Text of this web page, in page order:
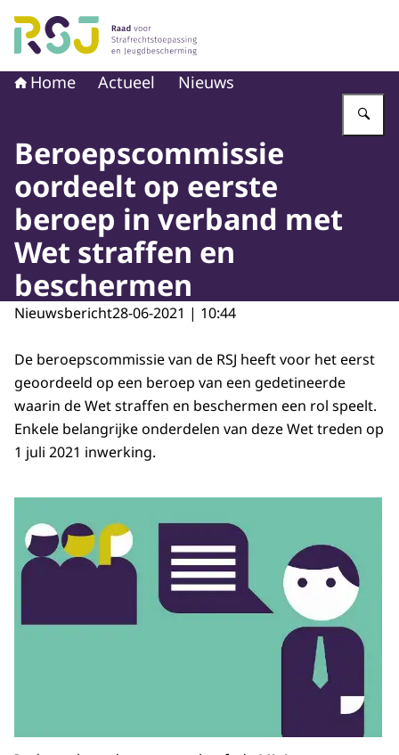
Naar de homepage van Raad voor
Home Actueel Nieuws
Beroepscommissie
oordeelt op eerste
beroep in verband met
Wet straffen en
beschermen
Nieuwsbericht28-06-2021 | 10:44
De beroepscommissie van de RSJ heeft voor het eerst
geoordeeld op een beroep van een gedetineerde
waarin de Wet straffen en beschermen een rol speelt.
Enkele belangrijke onderdelen van deze Wet treden op
1 juli 2021 inwerking.